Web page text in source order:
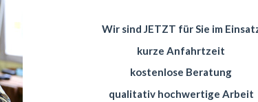
Wir sind JETZT für Sie im
kurze Anfahrtzeit
kostenlose Beratung
qualitativ hochwertige Arbeit